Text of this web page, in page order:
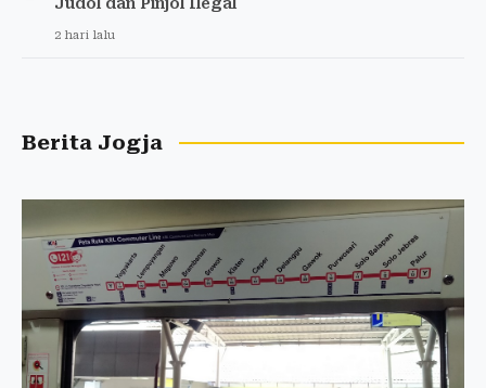
2 hari lalu
Berita Jogja